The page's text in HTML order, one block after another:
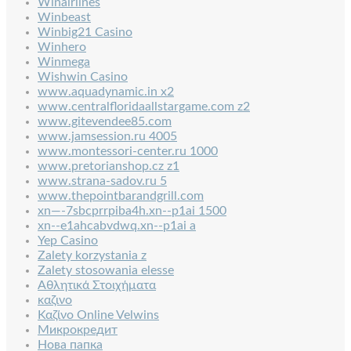
Winbeast
Winbig21 Casino
Winhero
Winmega
Wishwin Casino
www.aquadynamic.in x2
www.centralfloridaallstargame.com z2
www.gitevendee85.com
www.jamsession.ru 4005
www.montessori-center.ru 1000
www.pretorianshop.cz z1
www.strana-sadov.ru 5
www.thepointbarandgrill.com
xn—-7sbcprrpiba4h.xn--p1ai 1500
xn--e1ahcabvdwq.xn--p1ai a
Yep Casino
Zalety korzystania z
Zalety stosowania elesse
Αθλητικά Στοιχήματα
καζινο
Καζίνο Online Velwins
Микрокредит
Нова папка